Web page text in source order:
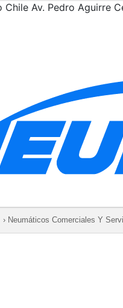
Chile Av. Pedro Aguirre